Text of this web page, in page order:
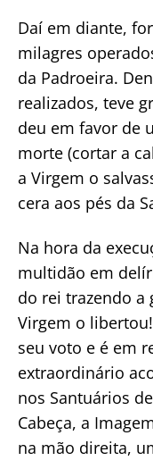
Daí em diante,
milagres
da Padroeira.
realizados, teve
deu em favor de
morte (cortar a
a Virgem o
cera aos pés da
Na hora da
multidão em
do rei trazendo a
Virgem o
seu voto e é em
extraordinário
nos Santuários
Cabeça, a
na mão direita,